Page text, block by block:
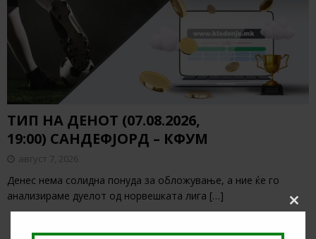
ТИП НА ДЕНОТ (07.08.2026,
19:00) САНДЕФЈОРД – КФУМ
август 7, 2026
Денес нема солидна понуда за обложување, а ние ќе го
анализираме дуелот од норвешката лига […]